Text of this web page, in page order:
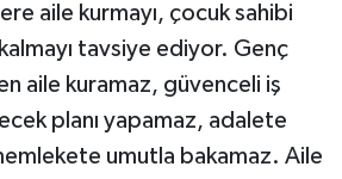
aile kurmayı, çocuk sahibi
tavsiye ediyor. Genç
aile kuramaz, güvenceli iş
planı yapamaz, adalete
umutla bakamaz. Aile